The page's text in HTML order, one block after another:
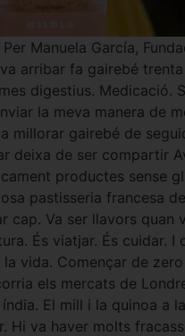
Manuela García,
arribar fa gairebé
digestius.
la meva manera de
millorar gairebé de
deixa de ser compartir
productes sense
pastisseria francesa
Va ser llavors
És viatjar. És
vida. Començar de
els mercats de
El mill i la quinoa
Hi va haver molts